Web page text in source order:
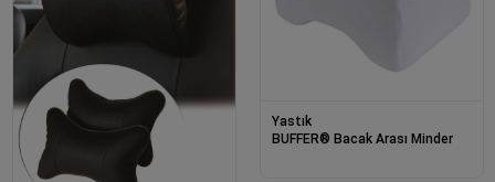
Yastık
BUFFER® Bacak Arası Minder